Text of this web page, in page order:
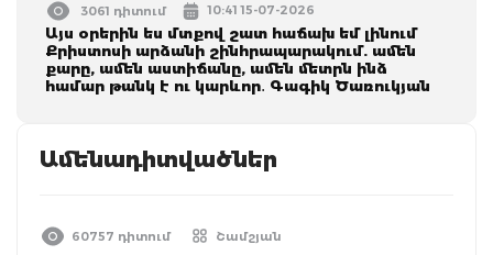
3061 դիտում 10:41 15-07-2026
Այս օրերին ես մտքով շատ հաճախ եմ լինում
Քրիստոսի արձանի շինհրապարակում. ամեն
քարը, ամեն աստիճանը, ամեն մետրն ինձ
համար թանկ է ու կարևոր․ Գագիկ Ծառուկյան
Ամենադիտվածներ
60757 դիտում Շամշյան